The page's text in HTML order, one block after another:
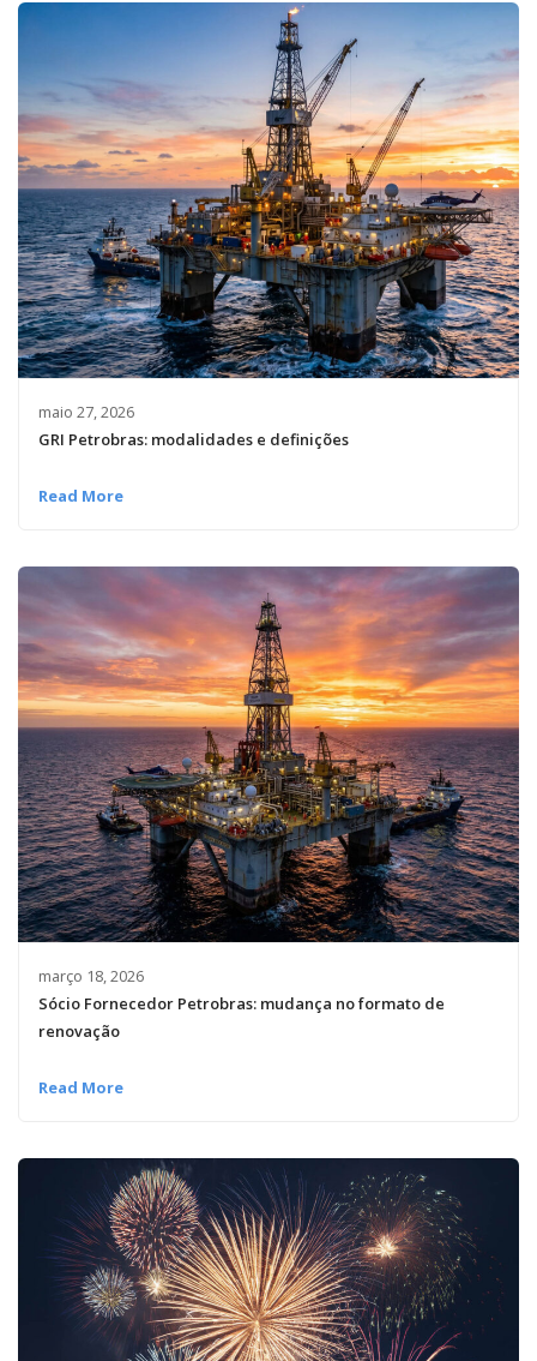
maio 27, 2026
GRI Petrobras: modalidades e definições
Read More
março 18, 2026
Sócio Fornecedor Petrobras: mudança no formato de
renovação
Read More